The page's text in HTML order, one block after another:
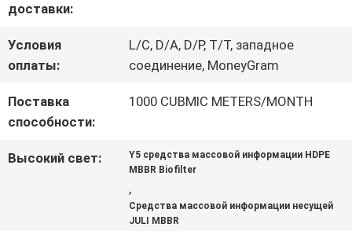
ЗАПРОСИТЕ
ЦИТАТУ
КАРТА
САЙТА
доставки:
Условия
оплаты:
L/C, D/A, D/P, T/T, западное
соединение, MoneyGram
Поставка
способности:
1000 CUBMIC METERS/MONTH
Высокий свет:
Y5 средства массовой информации HDPE
MBBR Biofilter
,
Средства массовой информации несущей
JULI MBBR